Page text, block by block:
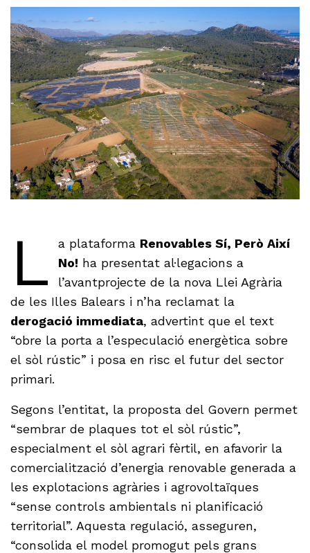
L a plataforma Renovables Sí, Però Així
No! ha presentat al·legacions a
l’avantprojecte de la nova Llei Agrària
de les Illes Balears i n’ha reclamat la
derogació immediata, advertint que el text
“obre la porta a l’especulació energètica sobre
el sòl rústic” i posa en risc el futur del sector
primari.
Segons l’entitat, la proposta del Govern permet
“sembrar de plaques tot el sòl rústic”,
especialment el sòl agrari fèrtil, en afavorir la
comercialització d’energia renovable generada a
les explotacions agràries i agrovoltaïques
“sense controls ambientals ni planificació
territorial”. Aquesta regulació, asseguren,
“consolida el model promogut pels grans